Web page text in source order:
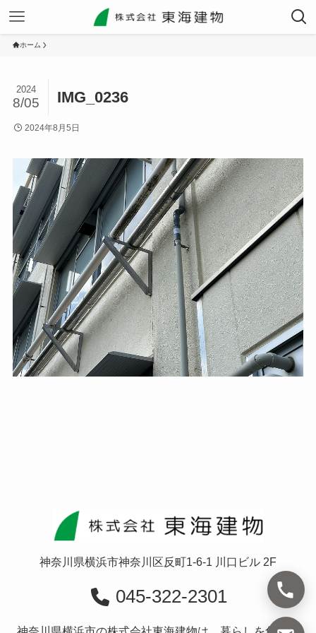
ホーム
IMG_0236
2024
8/05
2024年8月5日
神奈川県横浜市神奈川区反町1-6-1 川口ビル 2F
045-322-2301